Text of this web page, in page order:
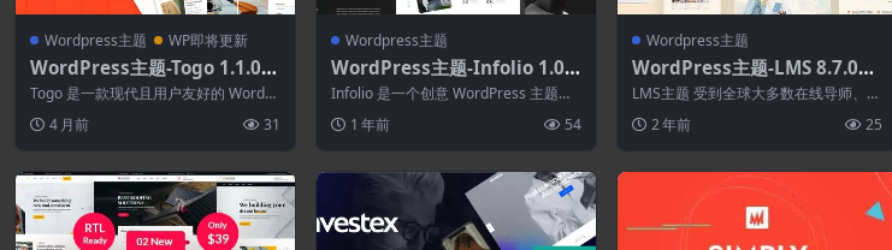
Wordpress主题 WP即将更新
WordPress主题-Togo 1.1.0–
旅游预订WordPress主题
Togo 是一款现代且用户友好的 WordPr
4 月前 31
Wordpress主题
WordPress主题-Infolio 1.0.6
–数字代理和创意组合WordPr
ess Elementor主题
Infolio 是一个创意 WordPress 主题，
1 年前 54
Wordpress主题
WordPress主题-LMS 8.7.0–
学习管理系统WordPress主题
LMS主题 受到全球大多数在线导师、培
训机构的...
2 年前 25